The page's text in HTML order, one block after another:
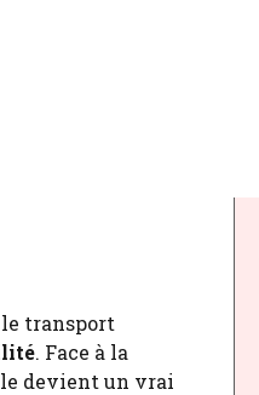
le transport
. Face à la
devient un vrai